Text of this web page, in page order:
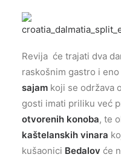
Revija će trajati dva
raskošnim gastro i
sajam koji se održava
gosti imati priliku već
otvorenih konoba, te
kaštelanskih vinara
kušaonici Bedalov će